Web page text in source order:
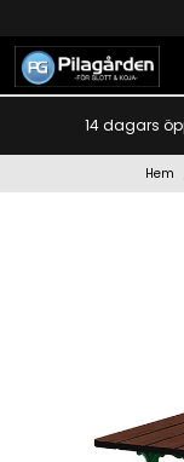
14 dagars
Hem